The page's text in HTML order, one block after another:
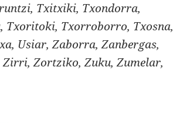
Txitxiki, Txondorra,
Txoritoki, Txorroborro, Txosna,
Usiar, Zaborra, Zanbergas,
Zortziko, Zuku, Zumelar,